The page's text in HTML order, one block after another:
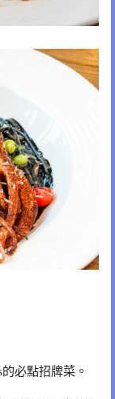
必點招牌菜。